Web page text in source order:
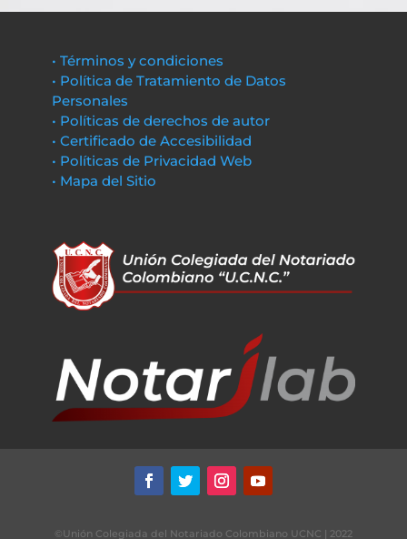
• Términos y condiciones
• Política de Tratamiento de Datos
Personales
• Políticas de derechos de autor
• Certificado de Accesibilidad
• Políticas de Privacidad Web
• Mapa del Sitio
©Unión Colegiada del Notariado Colombiano UCNC | 2022